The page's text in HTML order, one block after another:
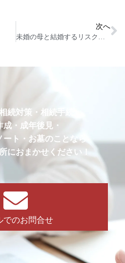
次へ
続対策・相続手続・
成・成年後見・
ト・お墓のことなら
におまかせください！
でのお問合せ